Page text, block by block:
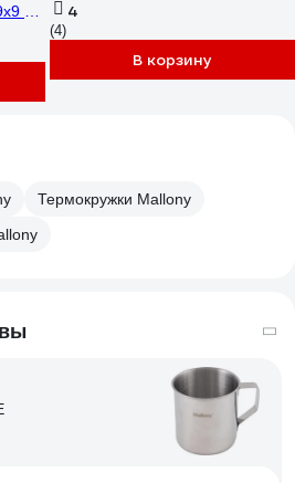
см
4
(4)
В корзину
Термокружки Mallony